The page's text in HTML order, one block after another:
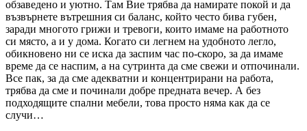
обзаведено и уютно. Там Вие трябва да намирате покой и да
възвърнете вътрешния си баланс, който често бива губен,
заради многото грижи и тревоги, които имаме на работното
си място, а и у дома. Когато си легнем на удобното легло,
обикновено ни се иска да заспим час по-скоро, за да имаме
време да се наспим, а на сутринта да сме свежи и отпочинали.
Все пак, за да сме адекватни и концентрирани на работа,
трябва да сме и починали добре предната вечер. А без
подходящите спални мебели, това просто няма как да се
случи…